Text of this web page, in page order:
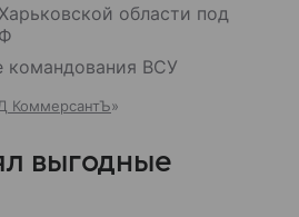
области под
командования ВСУ
КоммерсантЪ»
выгодные